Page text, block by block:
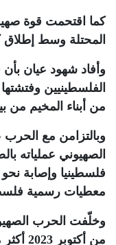
كما اقتحمت قوة
المحتلة وسط إطلاق
وأفاد شهود عيان
الفلسطينيين
من أبناء المخيم من
وبالتزامن مع
معطيات رسمية
وخلّفت الحرب